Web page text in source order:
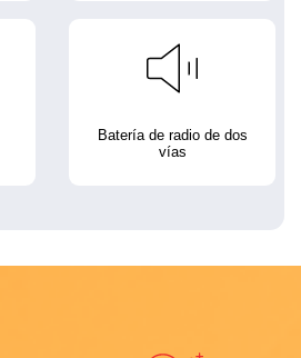
Batería de radio de dos
vías